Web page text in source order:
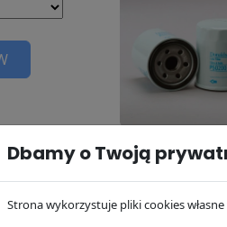
Filtr oleju
Dbamy o Twoją
Strona wykorzystuje pliki cookies